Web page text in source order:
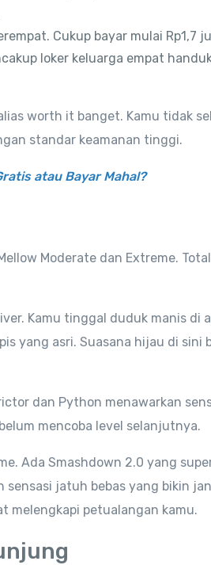
Cukup bayar mulai Rp1,7
loker keluarga empat
worth it banget. Kamu tidak
standar keamanan tinggi.
atau Bayar Mahal?
Moderate dan Extreme.
Kamu tinggal duduk manis di
yang asri. Suasana hijau di sini
dan Python menawarkan
mencoba level selanjutnya.
Ada Smashdown 2.0 yang
sensasi jatuh bebas yang bikin
melengkapi petualangan kamu.